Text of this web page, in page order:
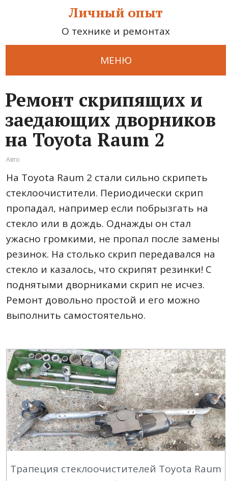
Личный опыт
О технике и ремонтах
МЕНЮ
Ремонт скрипящих и
заедающих дворников
на Toyota Raum 2
Авто
На Toyota Raum 2 стали сильно скрипеть
стеклоочистители. Периодически скрип
пропадал, например если побрызгать на
стекло или в дождь. Однажды он стал
ужасно громкими, не пропал после замены
резинок. На столько скрип передавался на
стекло и казалось, что скрипят резинки! С
поднятыми дворниками скрип не исчез.
Ремонт довольно простой и его можно
выполнить самостоятельно.
Трапеция стеклоочистителей Toyota Raum